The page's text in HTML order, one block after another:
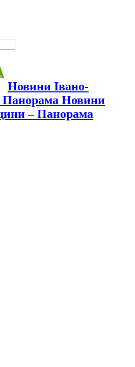
Новини Івано-
Новини
– Панорама